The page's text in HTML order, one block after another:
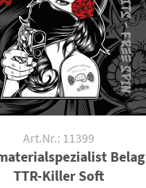
Art.Nr.: 11399
Belag
TTR-Killer Soft